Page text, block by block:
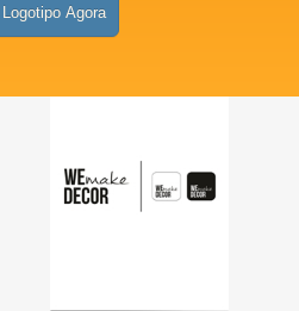
Criar Logotipo Agora